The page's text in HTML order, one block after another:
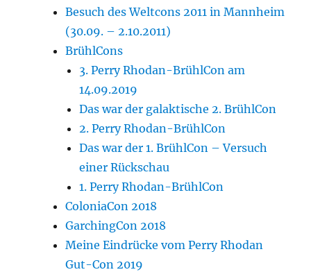
Besuch des Weltcons 2011 in Mannheim
(30.09. – 2.10.2011)
BrühlCons
3. Perry Rhodan-BrühlCon am
14.09.2019
Das war der galaktische 2. BrühlCon
2. Perry Rhodan-BrühlCon
Das war der 1. BrühlCon – Versuch
einer Rückschau
1. Perry Rhodan-BrühlCon
ColoniaCon 2018
GarchingCon 2018
Meine Eindrücke vom Perry Rhodan
Gut-Con 2019